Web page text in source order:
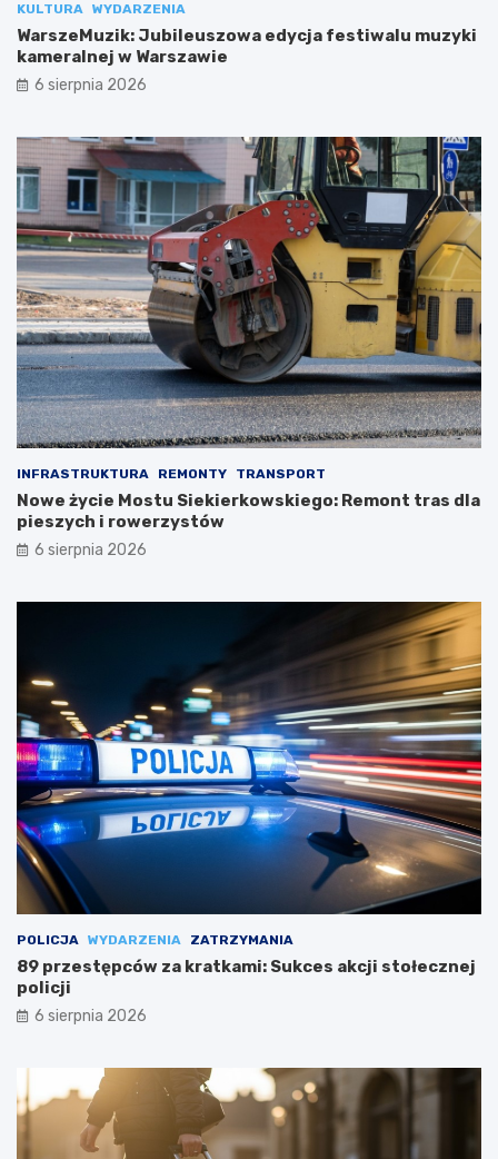
KULTURA WYDARZENIA
WarszeMuzik: Jubileuszowa edycja festiwalu muzyki
kameralnej w Warszawie
6 sierpnia 2026
INFRASTRUKTURA REMONTY TRANSPORT
Nowe życie Mostu Siekierkowskiego: Remont tras dla
pieszych i rowerzystów
6 sierpnia 2026
POLICJA WYDARZENIA ZATRZYMANIA
89 przestępców za kratkami: Sukces akcji stołecznej
policji
6 sierpnia 2026